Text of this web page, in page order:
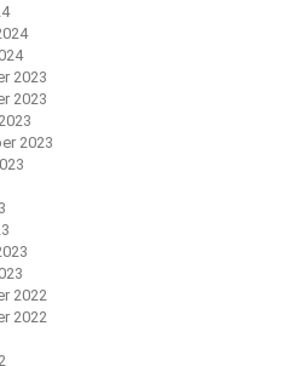
2023
2023
2023
2022
2022